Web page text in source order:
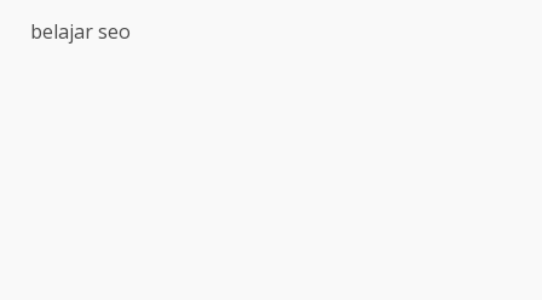
belajar seo